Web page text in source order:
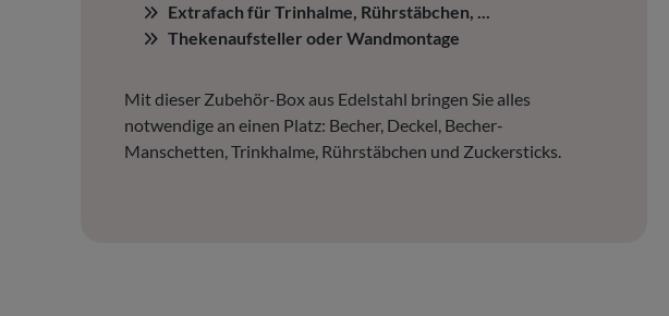
Extrafach für Trinhalme, Rührstäbchen, ...
Thekenaufsteller oder Wandmontage
Mit dieser Zubehör-Box aus Edelstahl bringen Sie alles
notwendige an einen Platz: Becher, Deckel, Becher-
Manschetten, Trinkhalme, Rührstäbchen und Zuckersticks.